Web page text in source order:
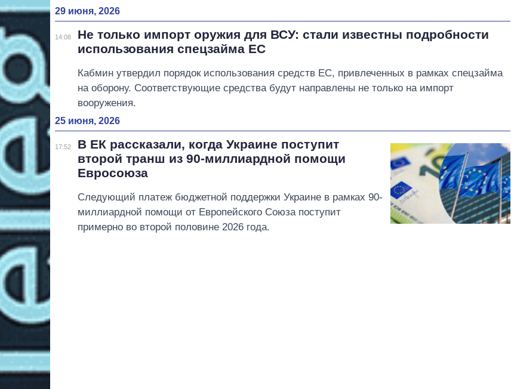
29 июня, 2026
14:08
Не только импорт оружия для ВСУ: стали известны подробности
использования спецзайма ЕС
Кабмин утвердил порядок использования средств ЕС, привлеченных в рамках спецзайма
на оборону. Соответствующие средства будут направлены не только на импорт
вооружения.
25 июня, 2026
17:52
В ЕК рассказали, когда Украине поступит
второй транш из 90-миллиардной помощи
Евросоюза
Следующий платеж бюджетной поддержки Украине в рамках 90-
миллиардной помощи от Европейского Союза поступит
примерно во второй половине 2026 года.